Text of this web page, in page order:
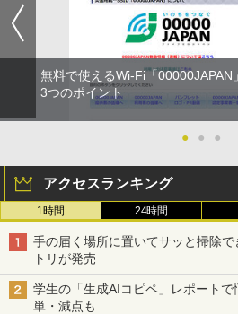
無料で使えるWi-Fi「00000JAPAN
3つのポイント
● ● ●
アクセスランキング
1時間 24時間
手の届く場所に置いてサッと掃除
トリが発売
学生の「生成AIコピペ」レポート
単・減点も